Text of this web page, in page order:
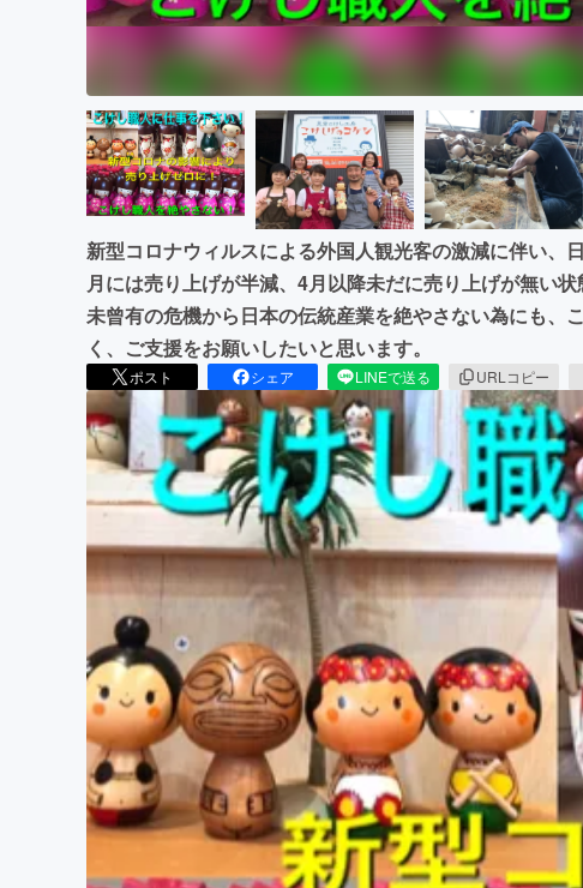
新型コロナウィルスによる外国人観光客の激減に伴い、
月には売り上げが半減、4月以降未だに売り上げが無い
未曾有の危機から日本の伝統産業を絶やさない為にも、
く、ご支援をお願いしたいと思います。
ポスト シェア LINEで送る URLコピー